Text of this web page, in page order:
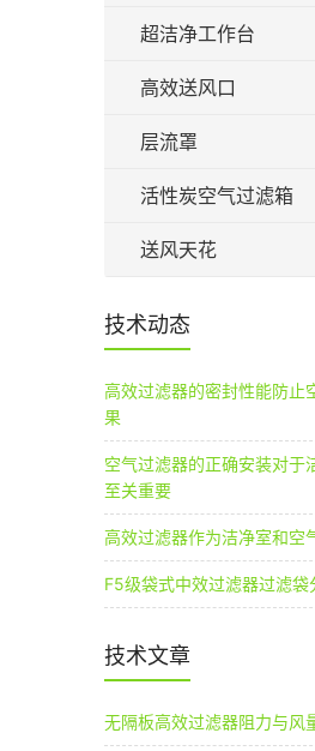
超洁净工作台
高效送风口
层流罩
活性炭空气过滤箱
送风天花
技术动态
高效过滤器的密封性能防止
果
空气过滤器的正确安装对于
至关重要
高效过滤器作为洁净室和空
F5级袋式中效过滤器过滤
技术文章
无隔板高效过滤器阻力与风